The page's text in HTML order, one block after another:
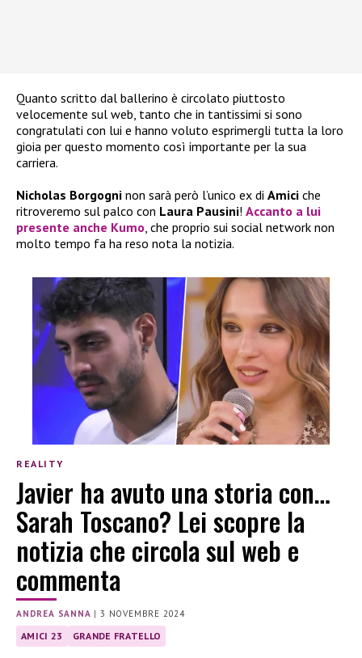
Quanto scritto dal ballerino è circolato piuttosto
velocemente sul web, tanto che in tantissimi si sono
congratulati con lui e hanno voluto esprimergli tutta la loro
gioia per questo momento così importante per la sua
carriera.
Nicholas Borgogni non sarà però l’unico ex di Amici che
ritroveremo sul palco con Laura Pausini! Accanto a lui
presente anche Kumo, che proprio sui social network non
molto tempo fa ha reso nota la notizia.
REALITY
Javier ha avuto una storia con…
Sarah Toscano? Lei scopre la
notizia che circola sul web e
commenta
ANDREA SANNA |3 NOVEMBRE 2024
AMICI 23 GRANDE FRATELLO